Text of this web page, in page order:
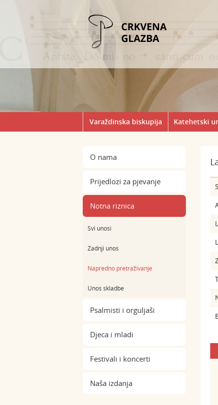
Varaždinska biskupija Katehetski
O nama
Prijedlozi za pjevanje
Notna riznica
Svi unosi
Zadnji unos
Napredno pretraživanje
Unos skladbe
Psalmisti i orguljaši
Djeca i mladi
Festivali i koncerti
Naša izdanja